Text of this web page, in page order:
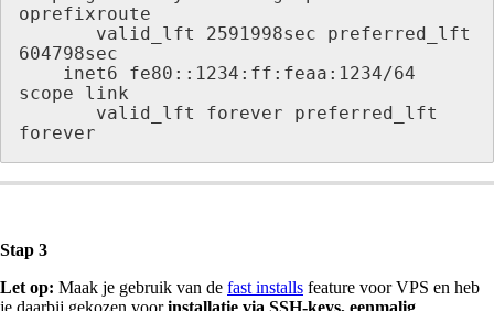
oprefixroute
604798sec
scope link
forever
Stap 3
Let op: Maak je gebruik van de fast installs feature voor VPS en heb
je daarbij gekozen voorinstallatie via SSH-keys, eenmalig